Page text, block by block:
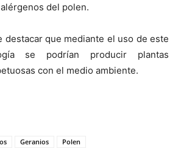
del polen.
destacar que mediante el uso de este
se podrían producir plantas
con el medio ambiente.
Geranios Polen